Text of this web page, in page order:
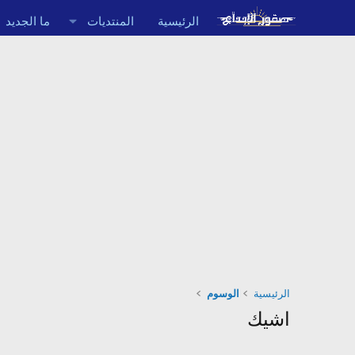
الرئيسية المنتديات ما الجديد
الرئيسية الوسوم
اشيك